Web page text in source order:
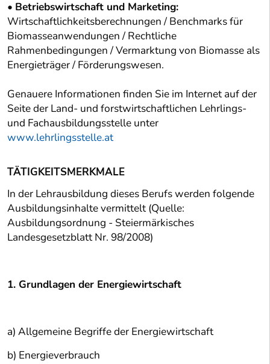
• Betriebswirtschaft und Marketing:
Wirtschaftlichkeitsberechnungen / Benchmarks für
Biomasseanwendungen / Rechtliche
Rahmenbedingungen / Vermarktung von Biomasse als
Energieträger / Förderungswesen.
Genauere Informationen finden Sie im Internet auf der
Seite der Land- und forstwirtschaftlichen Lehrlings-
und Fachausbildungsstelle unter
www.lehrlingsstelle.at
TÄTIGKEITSMERKMALE
In der Lehrausbildung dieses Berufs werden folgende
Ausbildungsinhalte vermittelt (Quelle:
Ausbildungsordnung - Steiermärkisches
Landesgesetzblatt Nr. 98/2008)
1. Grundlagen der Energiewirtschaft
a) Allgemeine Begriffe der Energiewirtschaft
b) Energieverbrauch